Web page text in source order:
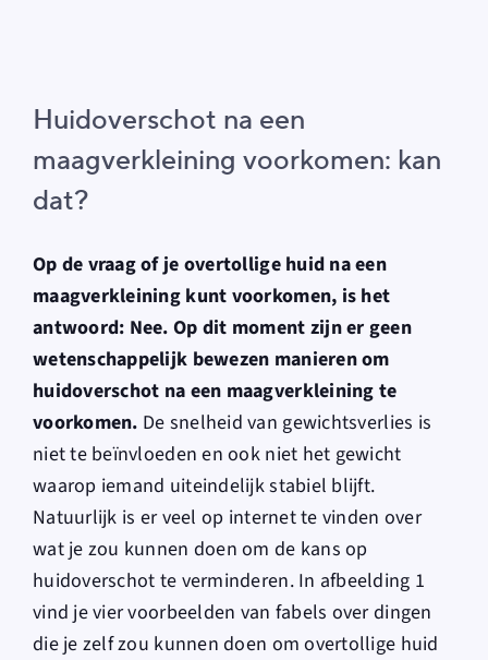
Huidoverschot na een
maagverkleining voorkomen: kan
dat?
Op de vraag of je overtollige huid na een
maagverkleining kunt voorkomen, is het
antwoord: Nee. Op dit moment zijn er geen
wetenschappelijk bewezen manieren om
huidoverschot na een maagverkleining te
voorkomen. De snelheid van gewichtsverlies is
niet te beïnvloeden en ook niet het gewicht
waarop iemand uiteindelijk stabiel blijft.
Natuurlijk is er veel op internet te vinden over
wat je zou kunnen doen om de kans op
huidoverschot te verminderen. In afbeelding 1
vind je vier voorbeelden van fabels over dingen
die je zelf zou kunnen doen om overtollige huid